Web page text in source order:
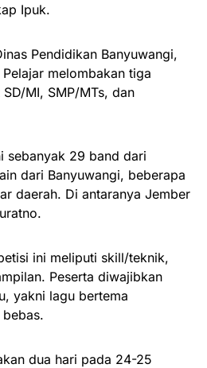
Ipuk.
Pendidikan Banyuwangi,
melombakan tiga
MI, SMP/MTs, dan
sebanyak 29 band dari
dari Banyuwangi, beberapa
daerah. Di antaranya Jember
ini meliputi skill/teknik,
Peserta diwajibkan
yakni lagu bertema
dua hari pada 24-25